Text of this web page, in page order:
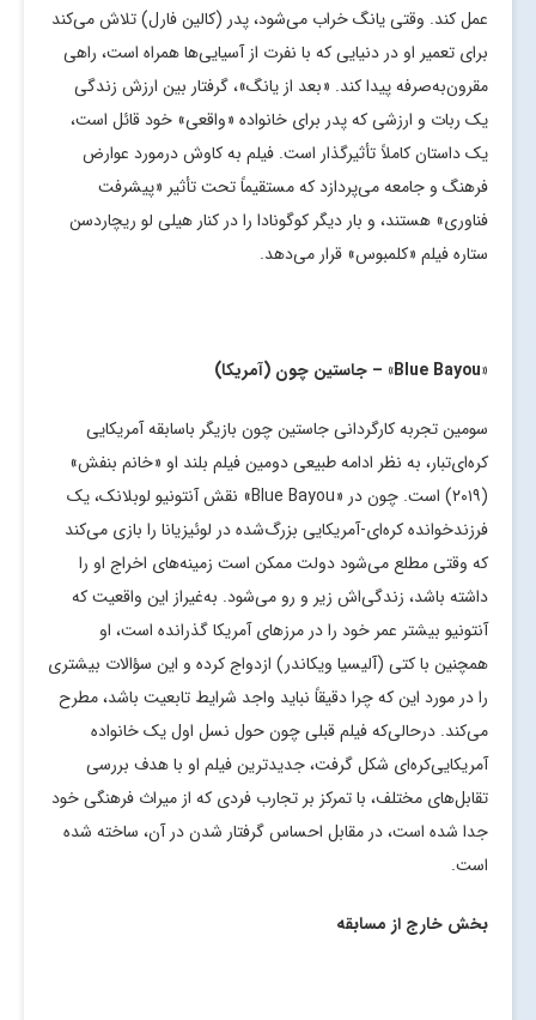
عمل کند. وقتی یانگ خراب می‌شود، پدر (کالین فارل) تلاش می‌کند
برای تعمیر او در دنیایی که با نفرت از آسیایی‌ها همراه است، راهی
مقرون‌به‌صرفه پیدا کند. «بعد از یانگ»، گرفتار بین ارزش زندگی
یک ربات و ارزشی که پدر برای خانواده «واقعی» خود قائل است،
یک داستان کاملاً تأثیرگذار است. فیلم به کاوش درمورد عوارض
فرهنگ و جامعه می‌پردازد که مستقیماً تحت تأثیر «پیشرفت
فناوری» هستند، و بار دیگر کوگونادا را در کنار هیلی لو ریچاردسن
ستاره فیلم «کلمبوس» قرار می‌دهد.
«
Blue Bayou» – جاستین چون (آمریکا)
سومین تجربه کارگردانی جاستین چون بازیگر باسابقه آمریکایی
کره‌ای‌تبار، به نظر ادامه طبیعی دومین فیلم بلند او «خانم بنفش»
(۲۰۱۹) است. چون در «Blue Bayou» نقش آنتونیو لوبلانک، یک
فرزندخوانده کره‌ای-آمریکایی بزرگ‌شده در لوئیزیانا را بازی می‌کند
که وقتی مطلع می‌شود دولت ممکن است زمینه‌های اخراج او را
داشته باشد، زندگی‌اش زیر و رو می‌شود. به‌غیراز این واقعیت که
آنتونیو بیشتر عمر خود را در مرزهای آمریکا گذرانده است، او
همچنین با کتی (آلیسیا ویکاندر) ازدواج کرده و این سؤالات بیشتری
را در مورد این که چرا دقیقاً نباید واجد شرایط تابعیت باشد، مطرح
می‌کند. درحالی‌که فیلم قبلی چون حول نسل اول یک خانواده
آمریکایی‌کره‌ای شکل گرفت، جدیدترین فیلم او با هدف بررسی
تقابل‌های مختلف، با تمرکز بر تجارب فردی که از میراث فرهنگی خود
جدا شده است، در مقابل احساس گرفتار شدن در آن، ساخته شده
است.
بخش خارج از مسابقه